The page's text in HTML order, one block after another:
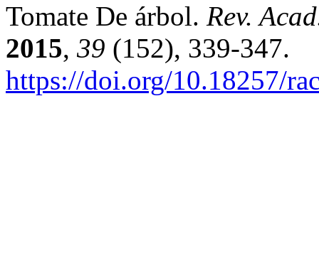
Tomate De árbol. Rev.
2015, 39 (152), 339-347.
https://doi.org/10.18257/